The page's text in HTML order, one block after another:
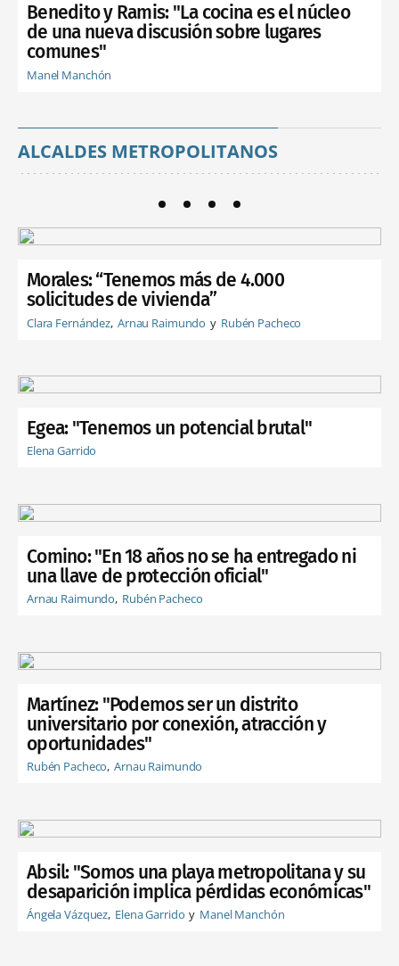
Benedito y Ramis: "La cocina es el núcleo
de una nueva discusión sobre lugares
comunes"
Manel Manchón
ALCALDES METROPOLITANOS
Morales: “Tenemos más de 4.000
solicitudes de vivienda”
Clara Fernández Arnau Raimundo Rubén Pacheco
Egea: "Tenemos un potencial brutal"
Elena Garrido
Comino: "En 18 años no se ha entregado ni
una llave de protección oficial"
Arnau Raimundo Rubén Pacheco
Martínez: "Podemos ser un distrito
universitario por conexión, atracción y
oportunidades"
Rubén Pacheco Arnau Raimundo
Absil: "Somos una playa metropolitana y su
desaparición implica pérdidas económicas"
Ángela Vázquez Elena Garrido Manel Manchón